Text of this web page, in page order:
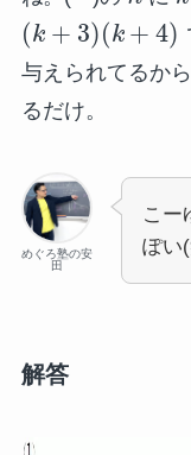
(k + 3)(k + 4)
与えられてるか
るだけ。
めぐろ塾の安
田
こー
ぽい
解答